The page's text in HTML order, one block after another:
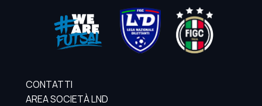
CONTATTI
AREA SOCIETÀ LND